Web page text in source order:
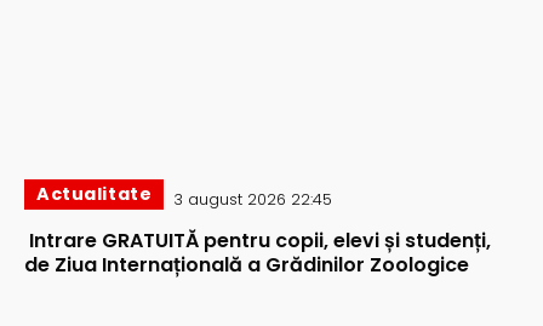
Actualitate 3 august 2026 22:45
Intrare GRATUITĂ pentru copii, elevi și studenți,
de Ziua Internațională a Grădinilor Zoologice